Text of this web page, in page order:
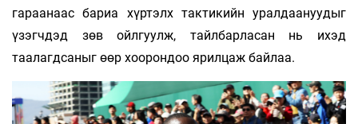
гараанаас бариа хүртэлх тактикийн уралдаануудыг
үзэгчдэд зөв ойлгуулж, тайлбарласан нь ихэд
таалагдсаныг өөр хоорондоо ярилцаж байлаа.